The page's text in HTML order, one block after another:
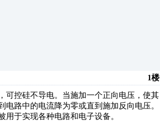
1楼
可控硅不导电。当施加一个正向电压，使其
路中的电流降为零或直到施加反向电压。
于实现各种电路和电子设备。